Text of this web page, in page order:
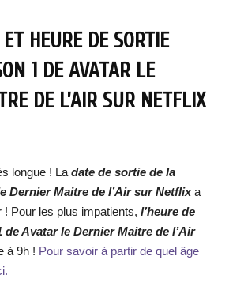
HEURE DE SORTIE
1 DEAVATAR LE
DE L’AIRSUR NETFLIX
longue ! La date de sortie de la
Dernier Maitre de l’Airsur Netflixa
! Pour les plus impatients, l’heure de
deAvatar le Dernier Maitre de l’Air
à 9h ! Pour savoir à partir de quel âge